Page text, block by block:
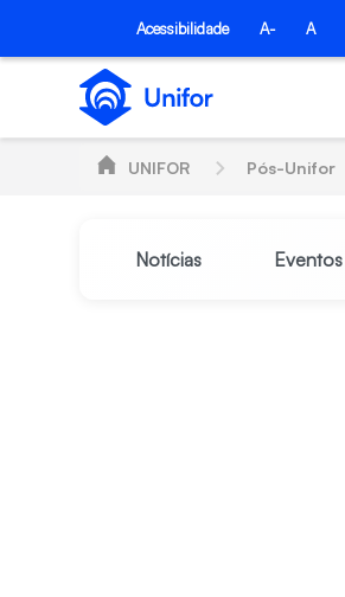
Pular para o Conteúdo principal
Acessibilidade A- A
UNIFOR Pós-Unifor
Notícias Eventos